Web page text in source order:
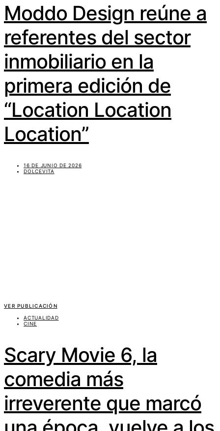
Moddo Design reúne a
referentes del sector
inmobiliario en la
primera edición de
“Location Location
Location”
16 DE JUNIO DE 2026
DOLCEVITA
VER PUBLICACIÓN
ACTUALIDAD
CINE
Scary Movie 6, la
comedia más
irreverente que marcó